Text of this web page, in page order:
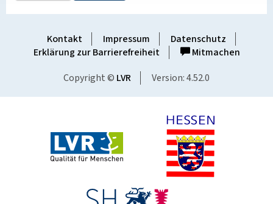
Kontakt Impressum
Datenschutz
Erklärung zur Barrierefreiheit
Mitmachen
Copyright © LVR Version: 4.52.0